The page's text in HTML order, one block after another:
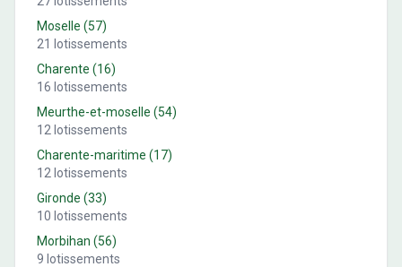
Moselle (57)
21
lotissements
Charente (16)
16 lotissements
Meurthe-et-moselle (54)
12 lotissements
Charente-maritime (17)
12 lotissements
Gironde (33)
10 lotissements
Morbihan (56)
9 lotissements